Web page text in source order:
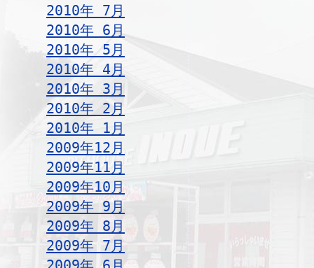
2010年 7月
2010年 6月
2010年 5月
2010年 4月
2010年 3月
2010年 2月
2010年 1月
2009年12月
2009年11月
2009年10月
2009年 9月
2009年 8月
2009年 7月